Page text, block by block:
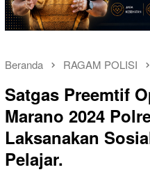
Beranda RAGAM POLISI
Satgas Preemtif
Marano 2024
Laksanakan
Pelajar.